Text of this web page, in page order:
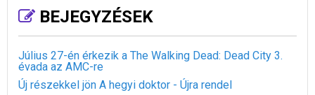
BEJEGYZÉSEK
Július 27-én érkezik a The Walking Dead: Dead City 3.
évada az AMC-re
Új részekkel jön A hegyi doktor - Újra rendel